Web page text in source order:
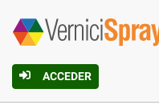
ACCEDER